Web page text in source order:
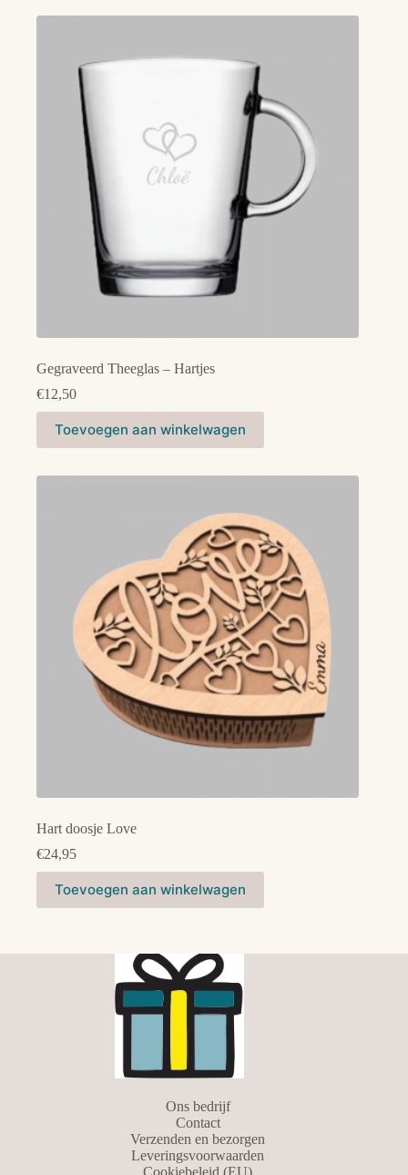
Gegraveerd Theeglas – Hartjes
€12,50
Toevoegen aan winkelwagen
product
heeft
productpagina
Hart doosje Love
€24,95
Toevoegen aan winkelwagen
Ons bedrijf
Contact
Verzenden en bezorgen
Leveringsvoorwaarden
Cookiebeleid (EU)